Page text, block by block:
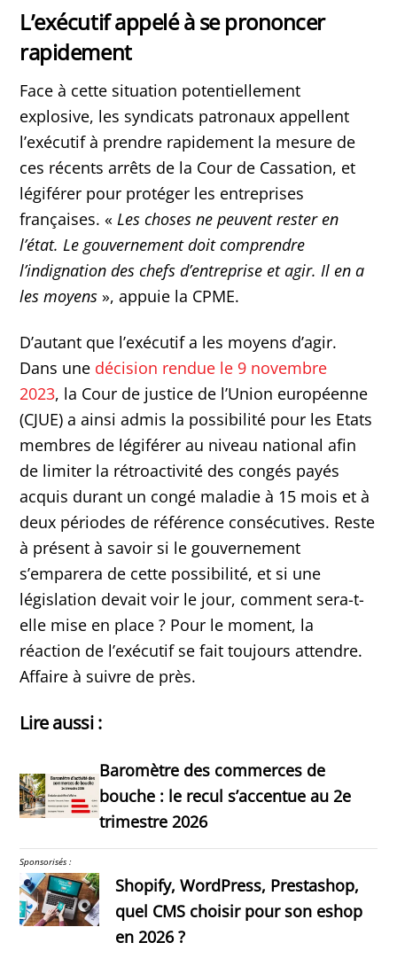
L’exécutif appelé à se prononcer
rapidement
Face à cette situation potentiellement
explosive, les syndicats patronaux appellent
l’exécutif à prendre rapidement la mesure de
ces récents arrêts de la Cour de Cassation, et
légiférer pour protéger les entreprises
françaises. «Les choses ne peuvent rester en
l’état. Le gouvernement doit comprendre
l’indignation des chefs d’entreprise et agir. Il en a
les moyens », appuie la CPME.
D’autant que l’exécutif a les moyens d’agir.
Dans une décision rendue le 9 novembre
2023, la Cour de justice de l’Union européenne
(CJUE) a ainsi admis la possibilité pour les Etats
membres de légiférer au niveau national afin
de limiter la rétroactivité des congés payés
acquis durant un congé maladie à 15 mois et à
deux périodes de référence consécutives. Reste
à présent à savoir si le gouvernement
s’emparera de cette possibilité, et si une
législation devait voir le jour, comment sera-t-
elle mise en place ? Pour le moment, la
réaction de l’exécutif se fait toujours attendre.
Affaire à suivre de près.
Lire aussi :
Baromètre des commerces de
bouche : le recul s’accentue au 2e
trimestre 2026
Sponsorisés :
Shopify, WordPress, Prestashop,
quel CMS choisir pour son eshop
en 2026 ?